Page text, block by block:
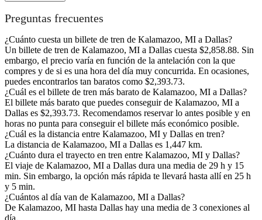
Preguntas frecuentes
¿Cuánto cuesta un billete de tren de Kalamazoo, MI a Dallas?
Un billete de tren de Kalamazoo, MI a Dallas cuesta $2,858.88. Sin
embargo, el precio varía en función de la antelación con la que
compres y de si es una hora del día muy concurrida. En ocasiones,
puedes encontrarlos tan baratos como $2,393.73.
¿Cuál es el billete de tren más barato de Kalamazoo, MI a Dallas?
El billete más barato que puedes conseguir de Kalamazoo, MI a
Dallas es $2,393.73. Recomendamos reservar lo antes posible y en
horas no punta para conseguir el billete más económico posible.
¿Cuál es la distancia entre Kalamazoo, MI y Dallas en tren?
La distancia de Kalamazoo, MI a Dallas es 1,447 km.
¿Cuánto dura el trayecto en tren entre Kalamazoo, MI y Dallas?
El viaje de Kalamazoo, MI a Dallas dura una media de 29 h y 15
min. Sin embargo, la opción más rápida te llevará hasta allí en 25 h
y 5 min.
¿Cuántos al día van de Kalamazoo, MI a Dallas?
De Kalamazoo, MI hasta Dallas hay una media de 3 conexiones al